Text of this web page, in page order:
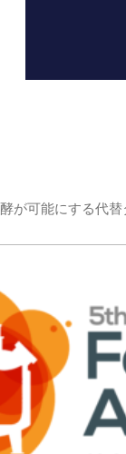
ー
Lotus
Shark
T-Rex
ジュ
ビー
ニュ
乳製品
食用
蒸留
化学
Bulk
Food
Silos
研究
改造
エン
自動
品質
アフ
マイ
ヨー
実績
ダウ
企業
役員
行動基
公益
組織
現在
が可能にする代